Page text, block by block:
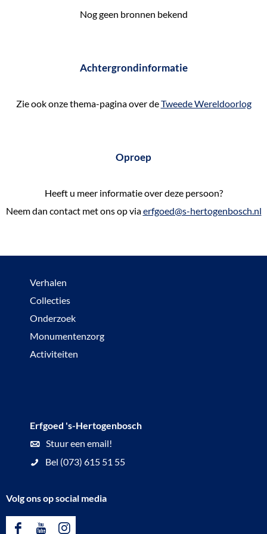
e
n
Nog geen bronnen bekend
Achtergrondinformatie
Zie ook onze thema-pagina over deTweede Wereldoorlog
Oproep
Heeft u meer informatie over deze persoon?
Neem dan contact met ons op viaerfgoed@s-hertogenbosch.nl
Verhalen
Collecties
Onderzoek
Monumentenzorg
Activiteiten
Erfgoed 's-Hertogenbosch
Stuur een email!
Bel (073) 615 51 55
Volg ons op social media